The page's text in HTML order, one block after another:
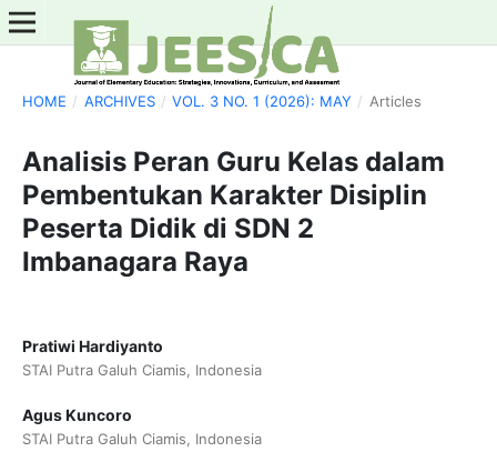
HOME / ARCHIVES / VOL. 3 NO. 1 (2026): MAY / Articles
Analisis Peran Guru Kelas dalam
Pembentukan Karakter Disiplin
Peserta Didik di SDN 2
Imbanagara Raya
Pratiwi Hardiyanto
STAI Putra Galuh Ciamis, Indonesia
Agus Kuncoro
STAI Putra Galuh Ciamis, Indonesia